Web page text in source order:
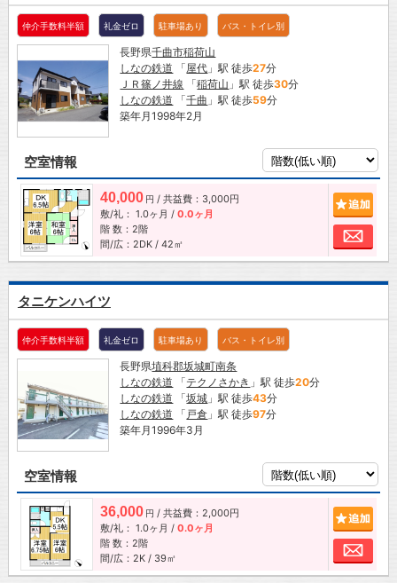
仲介手数料半額 礼金ゼロ 駐車場あり バス・トイレ別
長野県千曲市稲荷山
しなの鉄道 「屋代 」駅 徒歩27分
ＪＲ篠ノ井線 「稲荷山 」駅 徒歩30分
しなの鉄道 「千曲 」駅 徒歩59分
築年月1998年2月
空室情報
40,000 円 / 共益費：3,000円
敷/礼： 1.0ヶ月 / 0.0ヶ月
階 数：2階
間/広：2DK / 42㎡
お
タニケンハイツ
仲介手数料半額 礼金ゼロ 駐車場あり バス・トイレ別
長野県埴科郡坂城町南条
しなの鉄道 「テクノさかき 」駅 徒歩20分
しなの鉄道 「坂城 」駅 徒歩43分
しなの鉄道 「 戸倉 」駅 徒歩97分
築年月1996年3月
空室情報
36,000 円 / 共益費：2,000円
敷/礼： 1.0ヶ月 / 0.0ヶ月
階 数：2階
間/広：2K / 39㎡
お